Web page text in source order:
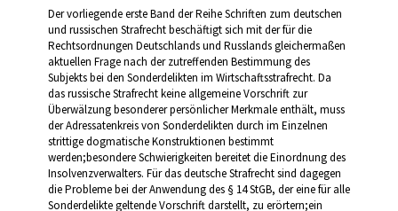
russischen
und
deutschen
Recht
=
Opredelenie
sub"ekta
prestupnych
dejanij
v
rossijskom
i
nemeckom
Der vorliegende erste Band der Reihe Schriften zum deutschen
und russischen Strafrecht beschäftigt sich mit der für die
Rechtsordnungen Deutschlands und Russlands gleichermaßen
aktuellen Frage nach der zutreffenden Bestimmung des
Subjekts bei den Sonderdelikten im Wirtschaftsstrafrecht. Da
das russische Strafrecht keine allgemeine Vorschrift zur
Überwälzung besonderer persönlicher Merkmale enthält, muss
der Adressatenkreis von Sonderdelikten durch im Einzelnen
strittige dogmatische Konstruktionen bestimmt
werden;besondere Schwierigkeiten bereitet die Einordnung des
Insolvenzverwalters. Für das deutsche Strafrecht sind dagegen
die Probleme bei der Anwendung des § 14 StGB, der eine für alle
Sonderdelikte geltende Vorschrift darstellt, zu erörtern;ein